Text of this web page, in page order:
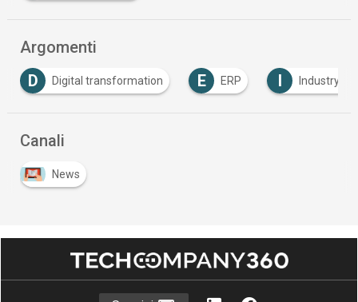
Argomenti
transformation E ERP I Industry 4.0 I
Canali
News